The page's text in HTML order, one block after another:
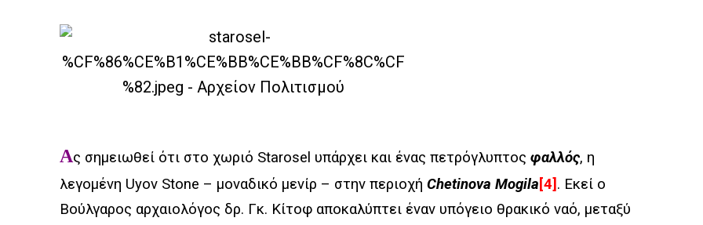
Ας σημειωθεί ότι στο χωριό Starosel υπάρχει και ένας πετρόγλυπτος φαλλός, η
λεγομένη Uyov Stone – μοναδικό μενίρ – στην περιοχή Chetinova Mogila[4] . Εκεί ο
Βούλγαρος αρχαιολόγος δρ. Γκ. Κίτοφ αποκαλύπτει έναν υπόγειο θρακικό ναό, μεταξύ